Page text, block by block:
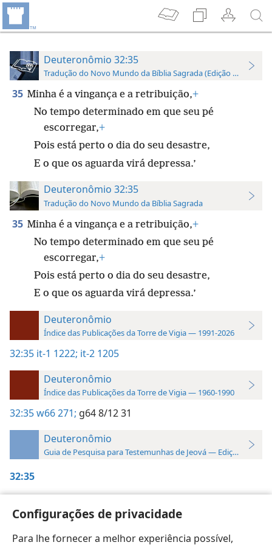
Configurações de privacidade
Para lhe fornecer a melhor experiência possível,
Deuteronômio 32:35
Tradução do Novo Mundo da Bíblia Sagrada (Edição de Estudo)
35 Minha é a vingança e a retribuição,+
No tempo determinado em que seu pé
escorregar,+
Pois está perto o dia do seu desastre,
E o que os aguarda virá depressa.’
Deuteronômio 32:35
Tradução do Novo Mundo da Bíblia Sagrada
35 Minha é a vingança e a retribuição,+
No tempo determinado em que seu pé
escorregar,+
Pois está perto o dia do seu desastre,
E o que os aguarda virá depressa.’
Deuteronômio
Índice das Publicações da Torre de Vigia — 1991-2026
32:35 it-1 1222; it-2 1205
Deuteronômio
Índice das Publicações da Torre de Vigia — 1960-1990
32:35w66 271; g64 8/12 31
Deuteronômio
Guia de Pesquisa para Testemunhas de Jeová — Edição 2019
32:35
Perspicaz,Volume 2 ,p. 1205